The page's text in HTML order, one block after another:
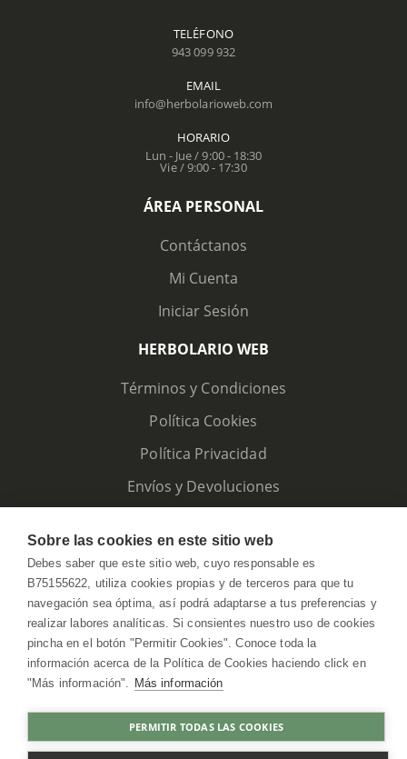
TELÉFONO
943 099 932
EMAIL
info@herbolarioweb.com
HORARIO
Lun - Jue / 9:00 - 18:30
Vie / 9:00 - 17:30
ÁREA PERSONAL
Contáctanos
Mi Cuenta
Iniciar Sesión
HERBOLARIO WEB
Términos y Condiciones
Política Cookies
Política Privacidad
Envíos y Devoluciones
HerbolarioWeb © 2026. All Rights Reserved
Sobre las cookies en este sitio web
Debes saber que este sitio web, cuyo responsable es
B75155622, utiliza cookies propias y de terceros para que tu
navegación sea óptima, así podrá adaptarse a tus preferencias y
realizar labores analíticas. Si consientes nuestro uso de cookies
pincha en el botón "Permitir Cookies". Conoce toda la
información acerca de la Política de Cookies haciendo click en
"Más información". Más información
PERMITIR TODAS LAS COOKIES